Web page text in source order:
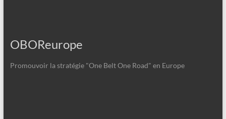
OBOReurope
Promouvoir la stratégie "One Belt One Road" en Europe